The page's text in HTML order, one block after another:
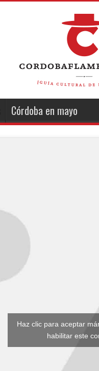
Córdoba en mayo
Haz clic para aceptar
habilitar este